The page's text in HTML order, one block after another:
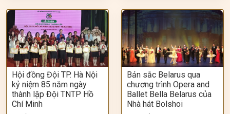
Hội đồng Đội TP. Hà Nội
kỷ niệm 85 năm ngày
thành lập Đội TNTP Hồ
Chí Minh
Bản sắc Belarus qua
chương trình Opera and
Ballet Bella Belarus của
Nhà hát Bolshoi